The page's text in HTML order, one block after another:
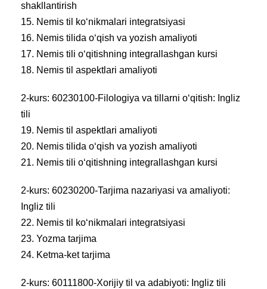
shakllantirish
15. Nemis til ko‘nikmalari integratsiyasi
16. Nemis tilida o‘qish va yozish amaliyoti
17. Nemis tili o‘qitishning integrallashgan kursi
18. Nemis til aspektlari amaliyoti
2-kurs: 60230100-Filologiya va tillarni o‘qitish: Ingliz
tili
19. Nemis til aspektlari amaliyoti
20. Nemis tilida o‘qish va yozish amaliyoti
21. Nemis tili o‘qitishning integrallashgan kursi
2-kurs: 60230200-Tarjima nazariyasi va amaliyoti:
Ingliz tili
22. Nemis til ko‘nikmalari integratsiyasi
23. Yozma tarjima
24. Ketma-ket tarjima
2-kurs: 60111800-Xorijiy til va adabiyoti: Ingliz tili